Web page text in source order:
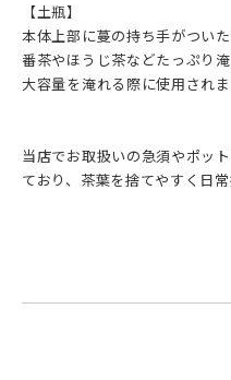
【土瓶】
本体上部に蔓の持ち手がついた
番茶やほうじ茶などたっぷり
大容量を淹れる際に使用されま
当店でお取扱いの急須やポッ
ており、茶葉を捨てやすく日